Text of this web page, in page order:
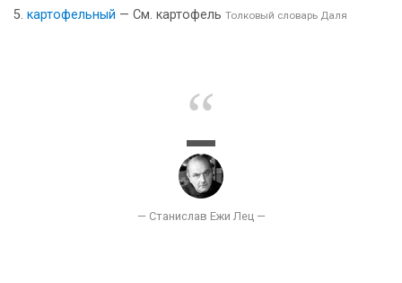
картофельный — См. картофель Толковый словарь Даля